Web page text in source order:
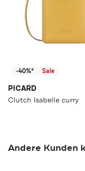
-40%* Sale
PICARD
Clutch Isabelle curry
Andere Kunden